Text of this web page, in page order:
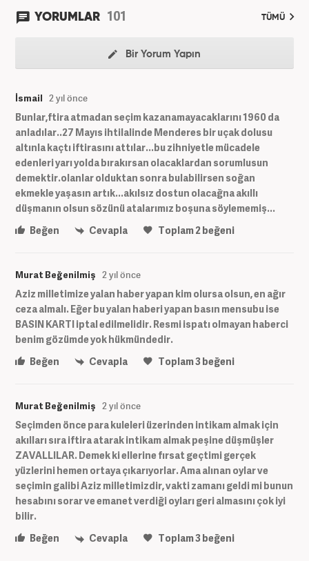
YORUMLAR 101 TÜMÜ
Bir Yorum Yapın
İsmail 2 yıl önce
Bunlar,ftira atmadan seçim kazanamayacaklarını 1960 da
anladılar..27 Mayıs ihtilalinde Menderes bir uçak dolusu
altınla kaçtı iftirasını attılar...bu zihniyetle mücadele
edenleri yarı yolda bırakırsan olacaklardan sorumlusun
demektir.olanlar olduktan sonra bulabilirsen soğan
ekmekle yaşasın artık...akılsız dostun olacağna akıllı
düşmanın olsun sözünü atalarımız boşuna söylememiş...
Beğen
Cevapla Toplam2 beğeni
Murat Beğenilmiş 2 yıl önce
Aziz milletimize yalan haber yapan kim olursa olsun, en ağır
ceza almalı. Eğer bu yalan haberi yapan basın mensubu ise
BASIN KARTI iptal edilmelidir. Resmi ispatı olmayan haberci
benim gözümde yok hükmündedir.
Beğen
Cevapla Toplam3beğeni
Murat Beğenilmiş 2 yıl önce
Seçimden önce para kuleleri üzerinden intikam almak için
akılları sıra iftira atarak intikam almak peşine düşmüşler
ZAVALLILAR. Demek ki ellerine fırsat geçtimi gerçek
yüzlerini hemen ortaya çıkarıyorlar. Ama alınan oylar ve
seçimin galibi Aziz milletimizdir, vakti zamanı geldi mi bunun
hesabını sorar ve emanet verdiği oyları geri almasını çok iyi
bilir.
Beğen
Cevapla Toplam3beğeni